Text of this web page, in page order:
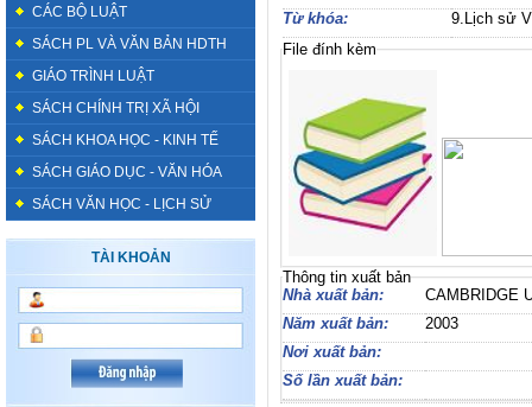
CÁC BỘ LUẬT
SÁCH PL VÀ VĂN BẢN HDTH
GIÁO TRÌNH LUẬT
SÁCH CHÍNH TRỊ XÃ HỘI
SÁCH KHOA HỌC - KINH TẾ
SÁCH GIÁO DỤC - VĂN HÓA
SÁCH VĂN HỌC - LỊCH SỬ
TÀI KHOẢN
Từ khóa:
9.Lịch sử
File đính kèm
Thông tin xuất bản
Nhà xuất bản:
CAMBRIDGE
Năm xuất bản:
2003
Nơi xuất bản:
Số lần xuất bản: